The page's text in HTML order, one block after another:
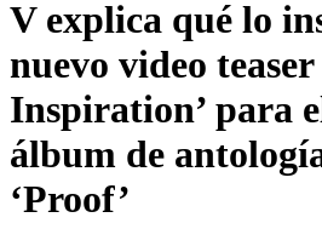
V explica qué lo
nuevo video
Inspiration’ para
álbum de
‘Proof’